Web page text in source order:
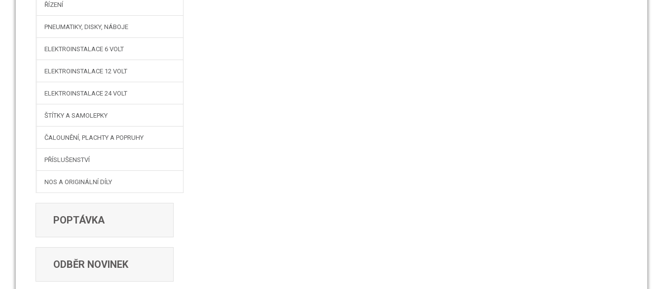
ŘÍZENÍ
PNEUMATIKY, DISKY, NÁBOJE
ELEKTROINSTALACE 6 VOLT
ELEKTROINSTALACE 12 VOLT
ELEKTROINSTALACE 24 VOLT
ŠTÍTKY A SAMOLEPKY
ČALOUNĚNÍ, PLACHTY A POPRUHY
PŘÍSLUŠENSTVÍ
NOS A ORIGINÁLNÍ DÍLY
POPTÁVKA
ODBĚR NOVINEK